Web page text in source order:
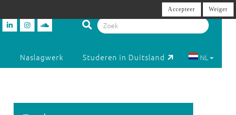
Naslagwerk Studeren in Duitsland NL
Accepteer Weiger